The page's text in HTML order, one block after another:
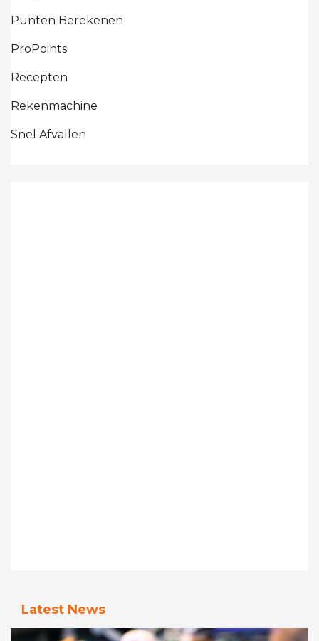
Punten Berekenen
ProPoints
Recepten
Rekenmachine
Snel Afvallen
Latest News